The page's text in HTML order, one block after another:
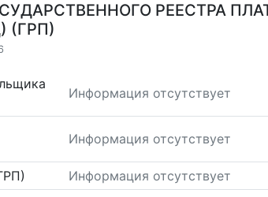
РЕЕСТРА
(ГРП)
Информация отсутствует
Информация отсутствует
Информация отсутствует